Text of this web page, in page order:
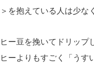
を抱えている人は少な
ー豆を挽いてドリップ
ーよりもすごく「うす